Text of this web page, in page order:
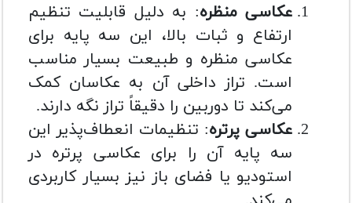
عکاسی منظره: به دلیل قابلیت تنظیم
ارتفاع و ثبات بالا، این سه پایه برای
عکاسی منظره و طبیعت بسیار مناسب
است. تراز داخلی آن به عکاسان کمک
می‌کند تا دوربین را دقیقاً تراز نگه دارند.
عکاسی پرتره: تنظیمات انعطاف‌پذیر این
سه پایه آن را برای عکاسی پرتره در
استودیو یا فضای باز نیز بسیار کاربردی